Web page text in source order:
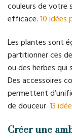
couleurs de votre
efficace. 10
Les plantes sont
partitionner ces
ou des herbes qui
Des accessoires
permettent
de douceur. 13
Créer une